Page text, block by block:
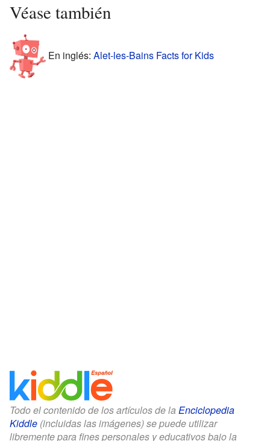
Véase también
En inglés: Alet-les-Bains Facts for Kids
Todo el contenido de los artículos de la Enciclopedia
Kiddle (incluidas las imágenes) se puede utilizar
libremente para fines personales y educativos bajo la